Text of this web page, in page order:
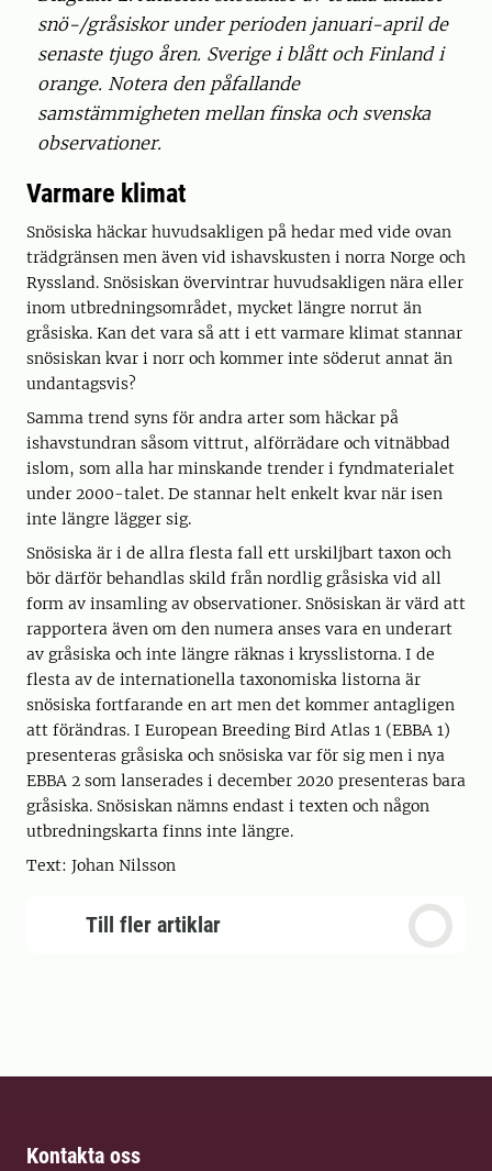
snö-/gråsiskor under perioden januari-april de
senaste tjugo åren. Sverige i blått och Finland i
orange. Notera den påfallande
samstämmigheten mellan finska och svenska
observationer.
Varmare klimat
Snösiska häckar huvudsakligen på hedar med vide ovan
trädgränsen men även vid ishavskusten i norra Norge och
Ryssland. Snösiskan övervintrar huvudsakligen nära eller
inom utbredningsområdet, mycket längre norrut än
gråsiska. Kan det vara så att i ett varmare klimat stannar
snösiskan kvar i norr och kommer inte söderut annat än
undantagsvis?
Samma trend syns för andra arter som häckar på
ishavstundran såsom vittrut, alförrädare och vitnäbbad
islom, som alla har minskande trender i fyndmaterialet
under 2000-talet. De stannar helt enkelt kvar när isen
inte längre lägger sig.
Snösiska är i de allra flesta fall ett urskiljbart taxon och
bör därför behandlas skild från nordlig gråsiska vid all
form av insamling av observationer. Snösiskan är värd att
rapportera även om den numera anses vara en underart
av gråsiska och inte längre räknas i krysslistorna. I de
flesta av de internationella taxonomiska listorna är
snösiska fortfarande en art men det kommer antagligen
att förändras. I European Breeding Bird Atlas 1 (EBBA 1)
presenteras gråsiska och snösiska var för sig men i nya
EBBA 2 som lanserades i december 2020 presenteras bara
gråsiska. Snösiskan nämns endast i texten och någon
utbredningskarta finns inte längre.
Text: Johan Nilsson
Till fler artiklar
Kontakta oss